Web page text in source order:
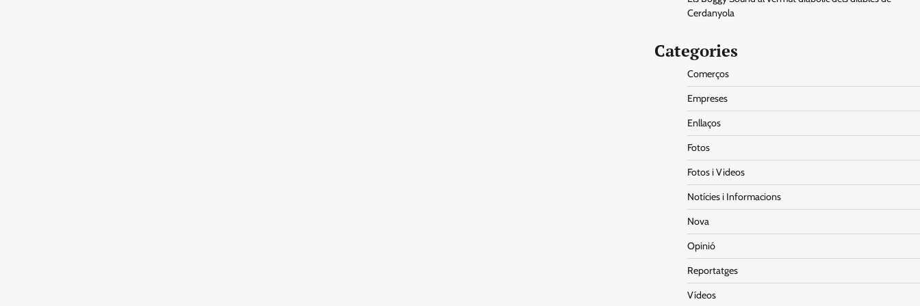
Cerdanyola
Categories
Comerços
Empreses
Enllaços
Fotos
Fotos i Videos
Notícies i Informacions
Nova
Opinió
Reportatges
Vídeos